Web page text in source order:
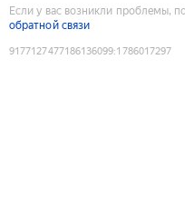
Если у вас возникли проблемы,
обратной связи
9177127477186136099:1786017297